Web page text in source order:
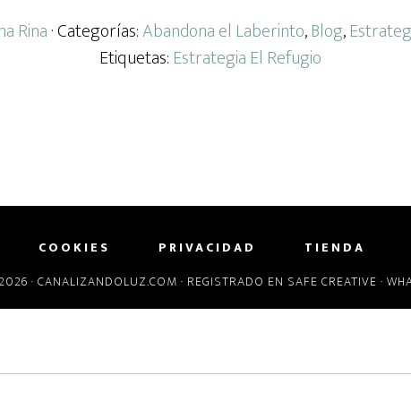
Rina· Categorías:Abandona el Laberinto,Blog,
Etiquetas: Estrategia El Refugio
COOKIES PRIVACIDAD TIENDA
· CANALIZANDOLUZ.COM · REGISTRADO EN SAFE CREATIVE ·